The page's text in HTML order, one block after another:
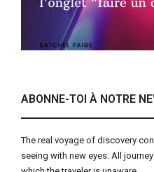
ABONNE-TOI À NOTRE
The real voyage of discovery
seeing with new eyes. All